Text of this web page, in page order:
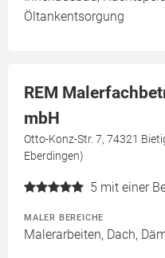
Öltankentsorgung
REM
mbH
Otto-Konz-Str. 7, 74321
Eberdingen)
5 mit einer
MALER BEREICHE
Malerarbeiten, Dach,